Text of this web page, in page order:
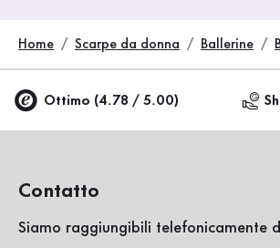
Home Scarpe da donna Ballerine
Ottimo (4.78 / 5.00)
Contatto
Siamo raggiungibili telefonicamente